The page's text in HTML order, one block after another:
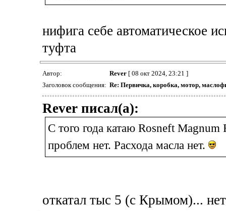
нифига себе автоматическое
туфта
Автор: Rever[ 08 окт 2024, 23:21 ]
Заголовок сообщения: Re: Первичка, коробка, мотор,
Rever писал(а):
С того года катаю Rosneft
проблем нет. Расхода масла нет.
откатал тыс 5 (с Крымом)...